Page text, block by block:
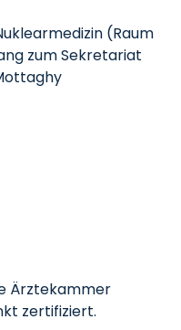
(Raum
zum Sekretariat
Ärztekammer
zertifiziert.